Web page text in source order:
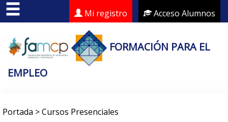
Acceso Alumnos
Mi registro
FORMACIÓN PARA EL
EMPLEO
Portada >Cursos Presenciales